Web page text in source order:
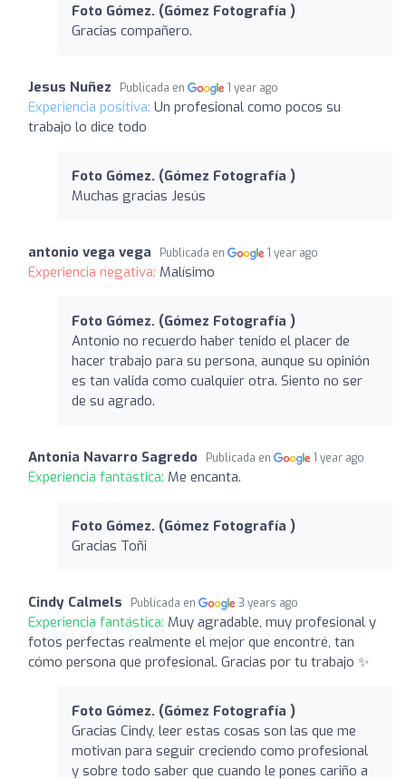
Foto Gómez. (Gómez Fotografía )
Gracias compañero.
Jesus Nuñez Publicada en 1 year ago
Experiencia positiva: Un profesional como pocos su
trabajo lo dice todo
Foto Gómez. (Gómez Fotografía )
Muchas gracias Jesús
antonio vega vega Publicada en 1 year ago
Experiencia negativa: Malísimo
Foto Gómez. (Gómez Fotografía )
Antonio no recuerdo haber tenido el placer de
hacer trabajo para su persona, aunque su opinión
es tan valida como cualquier otra. Siento no ser
de su agrado.
Antonia Navarro Sagredo Publicada en 1 year ago
Experiencia fantástica: Me encanta.
Foto Gómez. (Gómez Fotografía )
Gracias Toñi
Cindy Calmels Publicada en 3 years ago
Experiencia fantástica: Muy agradable, muy profesional y
fotos perfectas realmente el mejor que encontré, tan
cómo persona que profesional. Gracias por tu trabajo ✨
Foto Gómez. (Gómez Fotografía )
Gracias Cindy, leer estas cosas son las que me
motivan para seguir creciendo como profesional
y sobre todo saber que cuando le pones cariño a